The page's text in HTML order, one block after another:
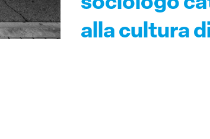
alla cultura